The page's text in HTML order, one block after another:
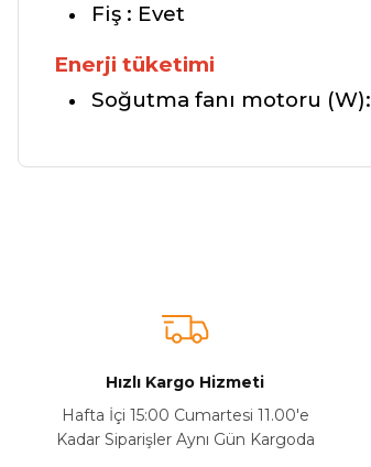
Fiş : Evet
Enerji tüketimi
Soğutma fanı motoru (W):
Ürün açıklamasında eksik bilgiler bulunuyor.
Bu ürüne benzer farklı alternatifler olmalı.
Hızlı Kargo Hizmeti
Hafta İçi 15:00 Cumartesi 11.00'e
Kadar Siparişler Aynı Gün Kargoda